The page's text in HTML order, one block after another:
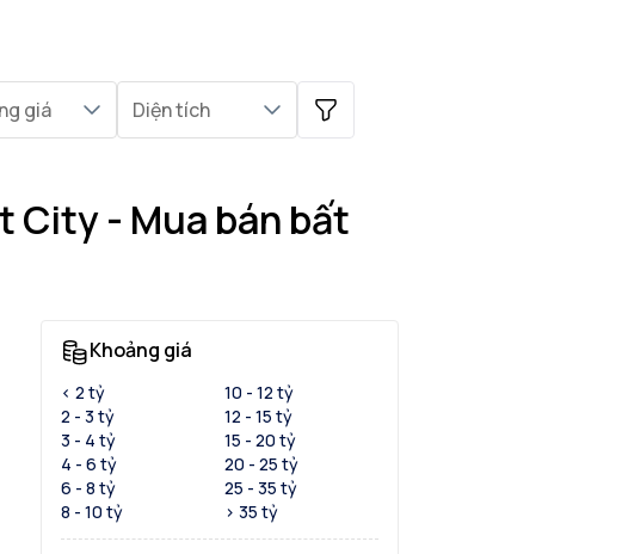
giá Diện tích
City - Mua bán bất
Khoảng giá
< 2 tỷ
2 - 3 tỷ
3 - 4 tỷ
4 - 6 tỷ
6 - 8 tỷ
8 - 10 tỷ
10 - 12 tỷ
12 - 15 tỷ
15 - 20 tỷ
20 - 25 tỷ
25 - 35 tỷ
> 35 tỷ